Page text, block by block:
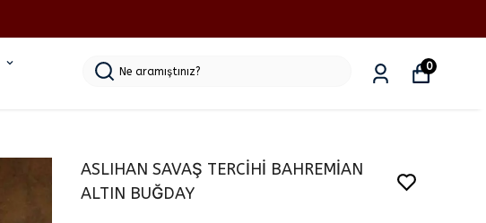
0
ASLIHAN SAVAŞ TERCİHİ BAHREMİAN
ALTIN BUĞDAY